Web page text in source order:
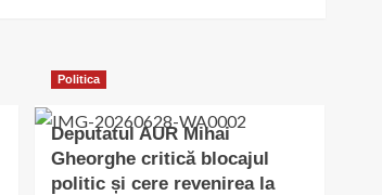
Politica
Deputatul AUR Mihai
Gheorghe critică blocajul
politic și cere revenirea la